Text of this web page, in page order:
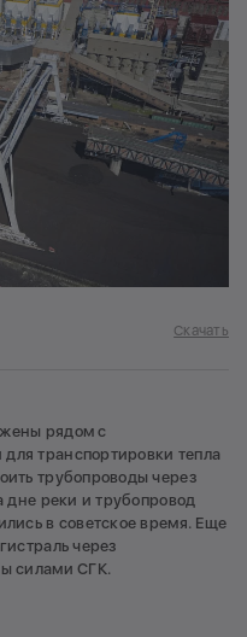
Скачать
рядом с
транспортировки тепла
трубопроводы через
дне реки и трубопровод
в советское время. Еще
через
силами СГК.